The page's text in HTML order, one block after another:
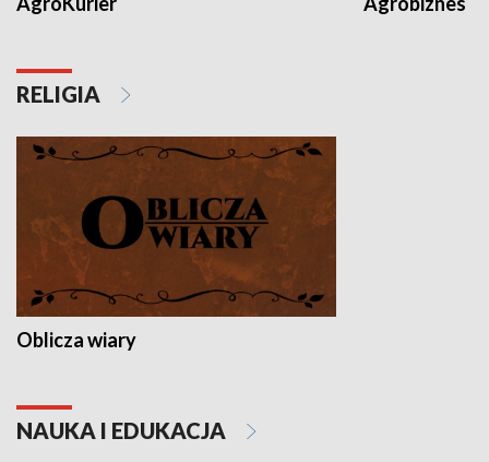
RELIGIA
Oblicza wiary
NAUKA I EDUKACJA